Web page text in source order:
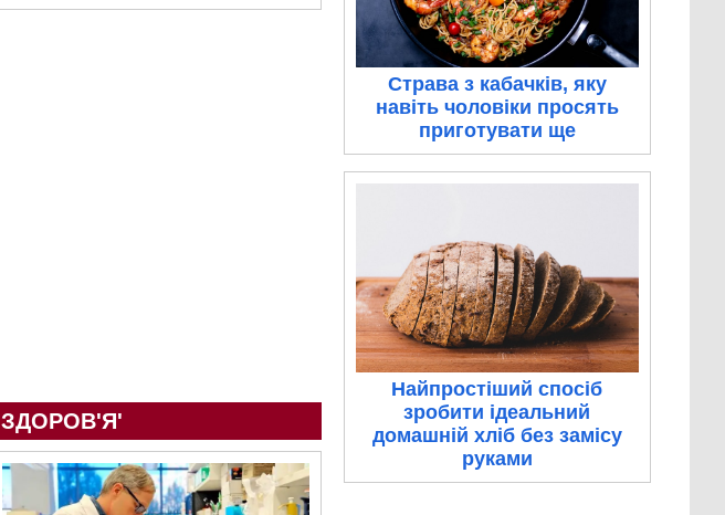
ЗДОРОВ'Я'
Страва з кабачків, яку
навіть чоловіки просять
приготувати ще
Найпростіший спосіб
зробити ідеальний
домашній хліб без замісу
руками